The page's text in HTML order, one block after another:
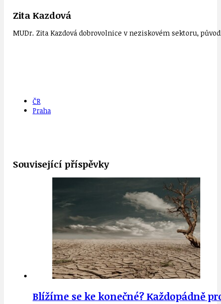
Zita Kazdová
MUDr. Zita Kazdová dobrovolnice v neziskovém sektoru,
ČR
Praha
Související příspěvky
Blížíme se ke konečné? Každopádně